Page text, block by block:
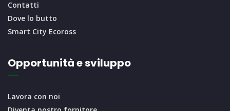
Contatti
Dove lo butto
Smart City Ecoross
Opportunità e sviluppo
Lavora con noi